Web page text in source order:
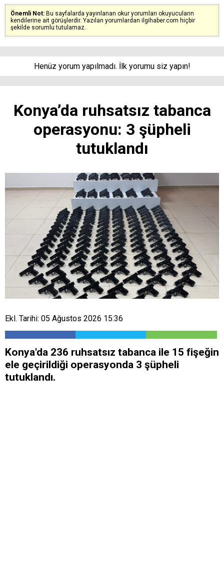
Önemli Not: Bu sayfalarda yayınlanan okur yorumları okuyucuların
kendilerine ait görüşlerdir. Yazılan yorumlardan ilgihaber.com hiçbir
şekilde sorumlu tutulamaz.
Henüz yorum yapılmadı. İlk yorumu siz yapın!
Konya’da ruhsatsız tabanca
operasyonu: 3 şüpheli
tutuklandı
Ekl. Tarihi: 05 Ağustos 2026 15:36
Konya'da 236 ruhsatsız tabanca ile 15 fişeğin
ele geçirildiği operasyonda 3 şüpheli
tutuklandı.